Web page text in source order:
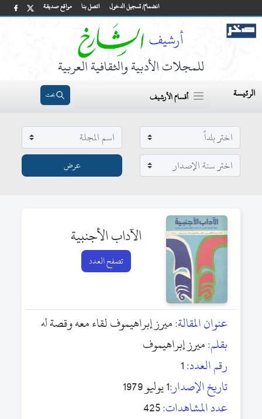
مواقع صديقة اتصل بنا انضمام/ تسجيل الدخول
للمجلات الأدبية والثقافية العربية
الرئيسة أقسام الأرشيف بحث
الآداب الأجنبية
تصفح العدد
عنوان المقالة:ميرز إبراهيموف لقاء معه وقصة له
بقلم:ميرز إبراهيموف
رقم العدد:1
تاريخ الإصدار:1 يوليو 1979
عدد المشاهدات:425